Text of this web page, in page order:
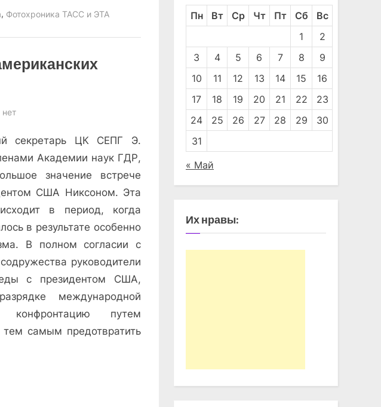
, Фотохроника ТАСС и ЭТА
к
Э.
Хоннекер
о
советско-
американских
переговорах
нет
секретарь ЦК СЕПГ Э.
Академии наук ГДР,
значение встрече
США Никсоном. Эта
в период, когда
в результате особенно
В полном согласии с
руководители
с президентом США,
международной
конфронтацию путем
самым предотвратить
Пн Вт Ср Чт Пт Сб
Вс
1
2
3
4 5 6 7 8
9
10
11 12 13 14 15
16
17
18 19 20 21 22
23
24
25 26 27 28 29
30
31
« Май
Их нравы: